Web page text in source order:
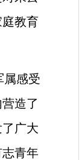
教育
属感受
造了
广大
青年